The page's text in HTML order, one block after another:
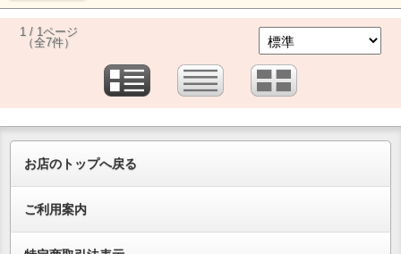
1 / 1ページ
（全7件）
お店のトップへ戻る
ご利用案内